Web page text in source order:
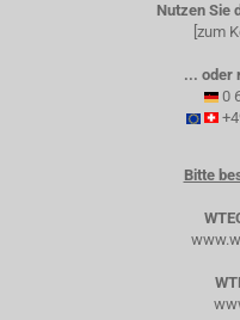
Nutzen Sie
[zum
... oder
0
Bitte